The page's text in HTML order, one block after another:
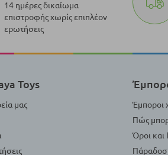
14 ημέρες δικαίωμα
επιστροφής χωρίς επιπλέον
ερωτήσεις
Toys
μας
Έμποροι
Πώς
Όροι και